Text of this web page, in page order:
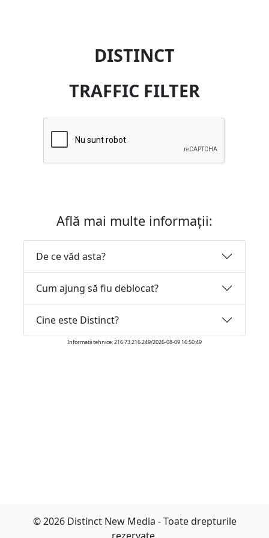
DISTINCT
TRAFFIC FILTER
Află mai multe informații:
De ce văd asta?
Cum ajung să fiu deblocat?
Cine este Distinct?
Informatii tehnice: 216.73.216.249/2026-08-09 16:50:49
© 2026 Distinct New Media - Toate drepturile